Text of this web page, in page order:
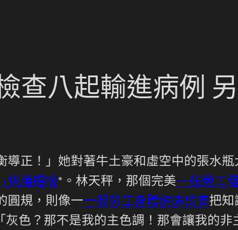
查八起輸進病例
導正！」她對著牛土豪和虛空中的張水
供膳體檢*。林天秤，那個完美一般勞工
圓規，則像一一般勞工身體健康檢查把知
灰色？那不是我的主色調！那會讓我的非